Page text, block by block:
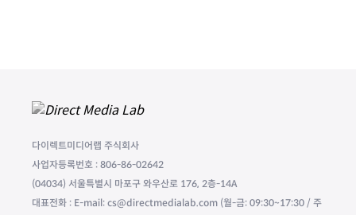
다이렉트미디어랩 주식회사
사업자등록번호 : 806-86-02642
(04034) 서울특별시 마포구 와우산로 176, 2층-14A
대표전화 : E-mail: cs@directmedialab.com (월-금: 09:30~17:30 / 주